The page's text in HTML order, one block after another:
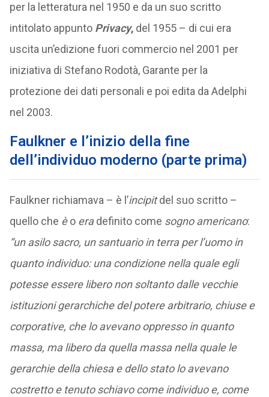
per la letteratura nel 1950 e da un suo scritto
intitolato appunto Privacy,del 1955 – di cui era
uscita un’edizione fuori commercio nel 2001 per
iniziativa di Stefano Rodotà, Garante per la
protezione dei dati personali e poi edita da Adelphi
nel 2003.
Faulkner e l’inizio della fine
dell’individuo moderno (parte prima)
Faulkner richiamava – è l’incipitdel suo scritto –
quello che èo eradefinito come sogno americano:
“un asilo sacro, un santuario in terra per l’uomo in
quanto individuo: una condizione nella quale egli
potesse essere libero non soltanto dalle vecchie
istituzioni gerarchiche del potere arbitrario, chiuse e
corporative, che lo avevano oppresso in quanto
massa, ma libero da quella massa nella quale le
gerarchie della chiesa e dello stato lo avevano
costretto e tenuto schiavo come individuo e, come